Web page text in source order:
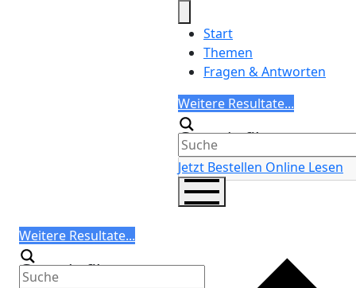
Start
Themen
Fragen & Antworten
Search
Weitere Resultate...
Generic filters
Jetzt Bestellen Online Lesen
Search
Weitere Resultate...
Generic filters